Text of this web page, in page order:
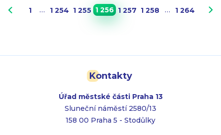
1 … 1 254 1 255 1 256 1 257 1 258 … 1 264
Kontakty
Úřad městské části Praha 13
Sluneční náměstí 2580/13
158 00 Praha 5 - Stodůlky